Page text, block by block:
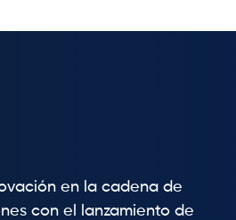
en la cadena de
con el lanzamiento de